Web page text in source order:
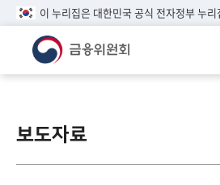
이 누리집은 대한민국 공식 전자정부 누
린
이알
보도자료